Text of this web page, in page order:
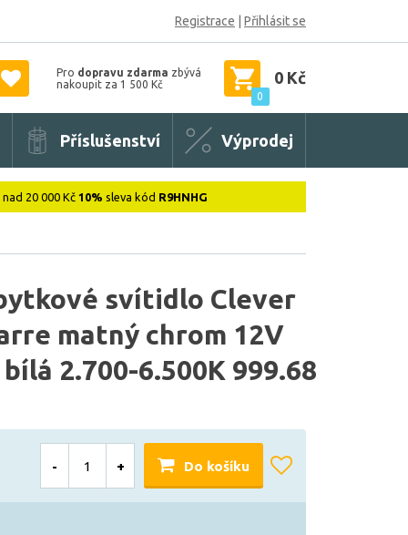
Registrace Přihlásit se
Pro dopravu zdarma zbývá
nakoupit za 1 500 Kč
0
0 Kč
Příslušenství Výprodej
nad 20 000 Kč 10% sleva kód R9HNHG
svítidlo Clever
matný chrom 12V
2.700-6.500K 999.68
- + Do košíku